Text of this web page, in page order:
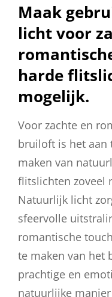
Maak
licht voor
harde
mogelijk.
Voor zachte en
bruiloft is het aan
maken van
flitslichten zoveel
Natuurlijk licht
sfeervolle
romantische
te maken van het
prachtige en
natuurlijke